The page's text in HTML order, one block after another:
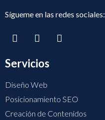
Sígueme en las redes sociales:
Servicios
Diseño Web
Posicionamiento SEO
Creación de Contenidos